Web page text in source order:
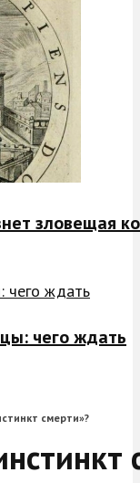
зловещая
чего ждать
смерти»?